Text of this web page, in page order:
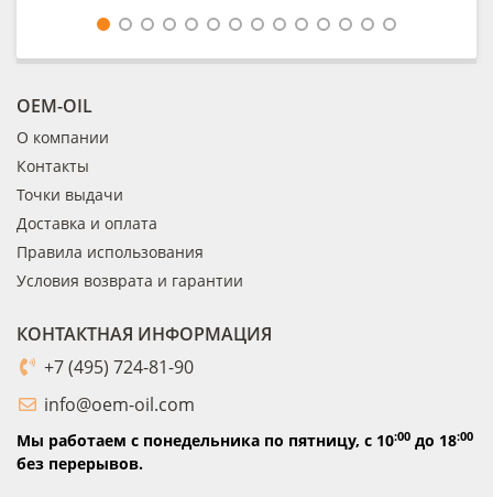
OEM-OIL
О компании
Контакты
Точки выдачи
Доставка и оплата
Правила использования
Условия возврата и гарантии
КОНТАКТНАЯ ИНФОРМАЦИЯ
+7 (495) 724-81-90
info@oem-oil.com
Мы работаем с понедельника по пятницу, с 10:00 до 18:00
без перерывов.